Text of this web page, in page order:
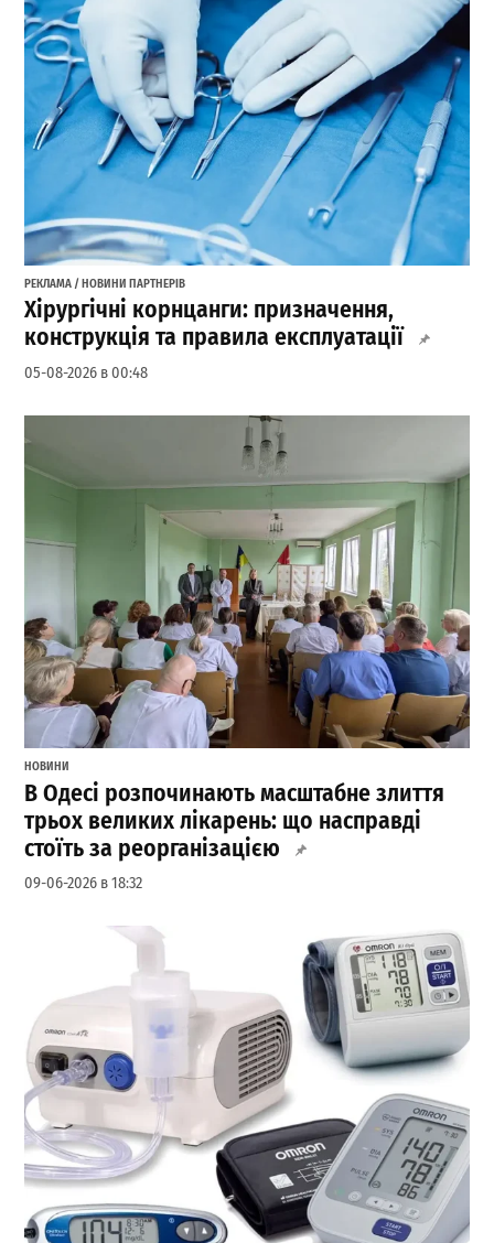
РЕКЛАМА / НОВИНИ ПАРТНЕРІВ
Хірургічні корнцанги: призначення,
конструкція та правила експлуатації
05-08-2026 в 00:48
НОВИНИ
В Одесі розпочинають масштабне злиття
трьох великих лікарень: що насправді
стоїть за реорганізацією
09-06-2026 в 18:32